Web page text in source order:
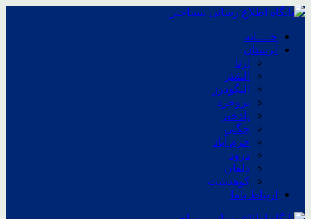
خــــانه
لرستان
ازنا
الشتر
الیگودرز
بروجرد
پلدختر
چگنی
خرم آباد
درود
دلفان
کوهدشت
ارتباط باما